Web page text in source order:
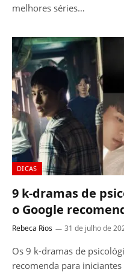
melhores séries…
DICAS
9 k-dramas de
o Google
Rebeca Rios 31 de julho de
Os 9 k-dramas de
recomenda para